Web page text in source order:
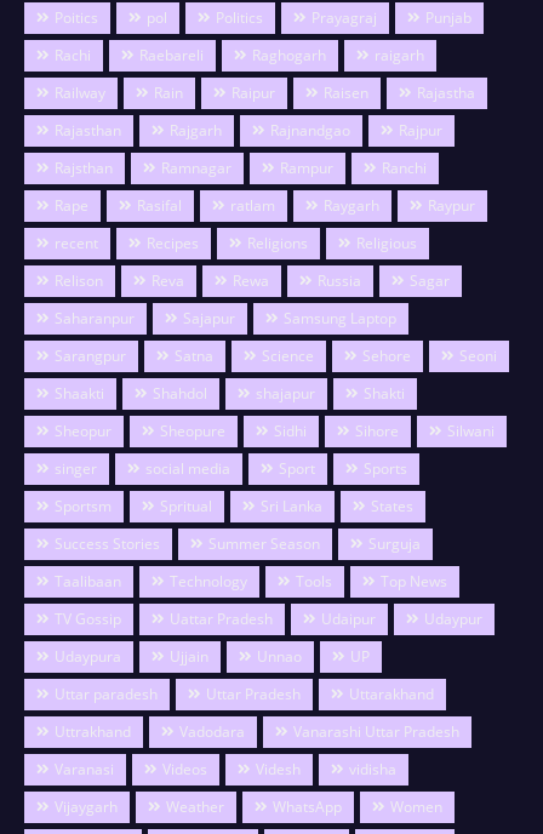
Poitics
pol Politics Prayagraj
Punjab
Rachi
Raebareli Raghogarh
raigarh
Railway
Rain Raipur Raisen
Rajastha
Rajasthan
Rajgarh Rajnandgao
Rajpur
Rajsthan
Ramnagar Rampur
Ranchi
Rape
Rasifal ratlam Raygarh
Raypur
recent
Recipes Religions
Religious
Relison
Reva Rewa Russia
Sagar
Saharanpur
Sajapur
Samsung Laptop
Sarangpur
Satna Science Sehore
Seoni
Shaakti
Shahdol shajapur
Shakti
Sheopur
Sheopure Sidhi Sihore
Silwani
singer
social media Sport
Sports
Sportsm
Spritual Sri Lanka
States
Success Stories
Summer Season
Surguja
Taalibaan
Technology Tools
Top News
TV Gossip
Uattar Pradesh Udaipur
Udaypur
Udaypura
Ujjain Unnao
UP
Uttar paradesh
Uttar Pradesh
Uttarakhand
Uttrakhand
Vadodara
Vanarashi Uttar Pradesh
Varanasi
Videos Videsh
vidisha
Vijaygarh
Weather WhatsApp
Women